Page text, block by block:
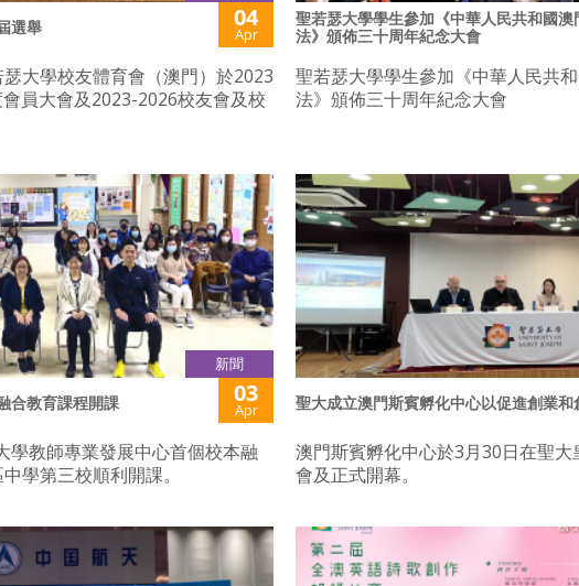
選舉 04
Apr
大學校友體育會（澳門）於2023
員大會及2023-2026校友會及校
聖若瑟大學學生參加《中華人民共和國
法》頒佈三十周年紀念大會
聖若瑟大學學生參加《中華人民共
法》頒佈三十周年紀念大會
新聞
合教育課程開課 03
Apr
學教師專業發展中心首個校本融
學第三校順利開課。
聖大成立澳門斯賓孵化中心以促進創業和
澳門斯賓孵化中心於3月30日在聖
會及正式開幕。